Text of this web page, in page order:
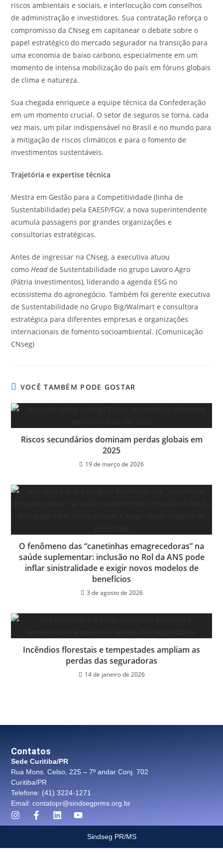
riscos ambientais e sociais, e interlocução com conselhos
de administração e investidores. Sua contratação reforça o
compromisso da CNseg em capitanear o debate sobre o
papel estratégico do mercado segurador na transição para
uma economia de baixo carbono, especialmente em um
momento de intensa mobilização do país em fóruns globais
de clima e natureza.
Sua chegada enriquece a equipe técnica da Confederação
em um momento crucial. O setor de seguros se torna, cada
vez mais, um pilar indispensável no Brasil e no mundo para
a mitigação de riscos climáticos e para o fomento de
investimentos sustentáveis.
Trajetória e expertise técnica
Mestra em Gestão para a Competitividade (linha de
Sustentabilidade) pela EAESP/FGV, a nova superintendente
acumula passagens por grandes organizações e
consultorias estratégicas.
Antes de ingressar na CNseg, a executiva atuou
comoHeadde Sustentabilidade no grupo Lavoro Agro
(Pátria Investimentos), liderando a agenda ESG no
ecossistema do agronegócio. Também foi gerente executiva
de Sustentabilidade no Grupo Big/Walmart e consultora
estratégica para diferentes empresas e organizações
internacionais de fomento socioambiental. (Comunicação
CNseg)
VOCÊ TAMBÉM PODE GOSTAR
Riscos secundários dominam perdas globais em
2025
19 de março de 2026
O fenômeno das “canetinhas emagrecedoras” na
saúde suplementar: inclusão no Rol da ANS pode
inflar sinistralidade e exigir novos modelos de
benefícios
3 de agosto de 2026
Incêndios florestais e tempestades ampliam as
perdas das seguradoras
14 de janeiro de 2026
Contatos
Sede Curitiba/PR
Rua Mons. Celso, 225 – 7º andar Conj. 702
Curitiba/PR
Telefone: (41) 3224-1271
Email: contatopr@sindsegprms.org.br
Sindseg PR/MS